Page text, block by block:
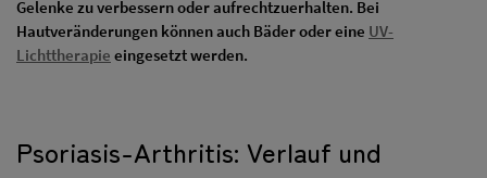
Gelenke zu verbessern oder aufrechtzuerhalten. Bei
Hautveränderungen können auch Bäder oder eine UV-
Lichttherapie eingesetzt werden.
Psoriasis-Arthritis: Verlauf und